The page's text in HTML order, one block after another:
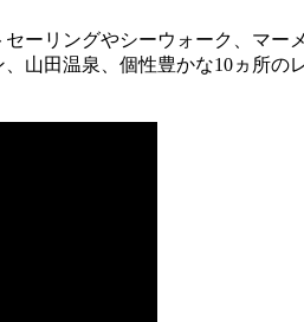
ーリングやシーウォーク、マー
山田温泉、個性豊かな10ヵ所の